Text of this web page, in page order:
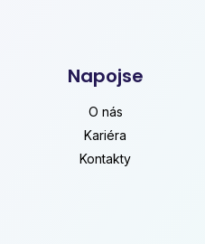
Napojse
O nás
Kariéra
Kontakty